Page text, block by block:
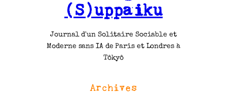
(S)uppaiku
Journal d'un Solitaire Sociable et
Moderne sans IA de Paris et Londres à
Tôkyô
Archives